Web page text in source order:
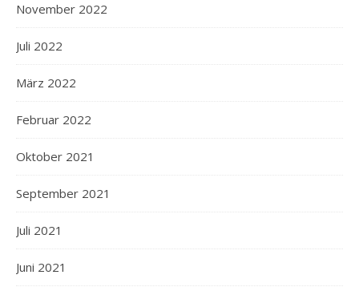
November 2022
Juli 2022
März 2022
Februar 2022
Oktober 2021
September 2021
Juli 2021
Juni 2021